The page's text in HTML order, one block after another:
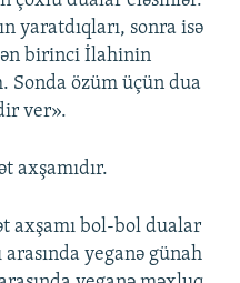
yaratdıqları, sonra isə
birinci İlahinin
Sonda özüm üçün dua
ver».
axşamıdır.
axşamı bol-bol dualar
yeganə günah